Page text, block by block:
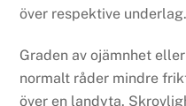
över respektive underlag.
Graden av ojämnhet
normalt råder mindre
över en landyta.